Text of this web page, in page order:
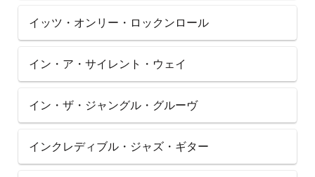
イッツ・オンリー・ロックンロール
イン・ア・サイレント・ウェイ
イン・ザ・ジャングル・グルーヴ
インクレディブル・ジャズ・ギター